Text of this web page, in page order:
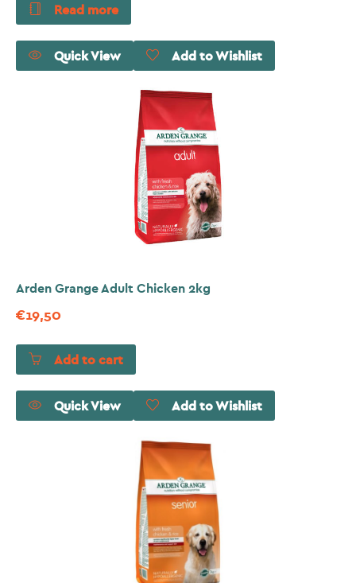
Read more
Quick View Add to Wishlist
Arden Grange Adult Chicken 2kg
€19,50
Add to cart
Quick View Add to Wishlist